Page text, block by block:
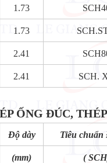
1.73
1.73
2.41
2.41 SCH.
ĐÚC, THÉP
Độ dày Tiêu chuẩn
(mm) (